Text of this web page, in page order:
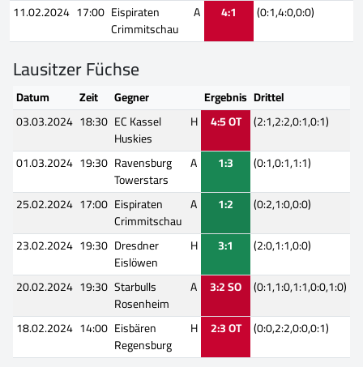
11.02.2024 17:00 Eispiraten
Crimmitschau
A 4:1 (0:1,4:0,0:0)
Lausitzer Füchse
Datum Zeit Gegner Ergebnis Drittel
03.03.2024 18:30 EC Kassel
Huskies
H 4:5 OT (2:1,2:2,0:1,0:1)
01.03.2024 19:30 Ravensburg
Towerstars
A 1:3
(0:1,0:1,1:1)
25.02.2024 17:00 Eispiraten
Crimmitschau
A 1:2
(0:2,1:0,0:0)
23.02.2024 19:30 Dresdner
Eislöwen
H 3:1
(2:0,1:1,0:0)
20.02.2024 19:30 Starbulls
Rosenheim
A 3:2 SO (0:1,1:0,1:1,0:0,1:0)
18.02.2024 14:00 Eisbären
Regensburg
H 2:3 OT (0:0,2:2,0:0,0:1)